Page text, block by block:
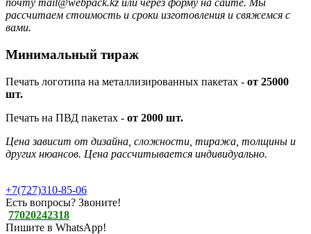
почту mail@webpack.kz или через форму на сайте. Мы
рассчитаем стоимость и сроки изготовления и свяжемся с
вами.
Минимальный тираж
Печать логотипа на металлизированных пакетах - от 25000
шт.
Печать на ПВД пакетах - от 2000 шт.
Цена зависит от дизайна, сложности, тиража, толщины и
других нюансов. Цена рассчитывается индивидуально.
+7(727)310-85-06
Есть вопросы? Звоните!
77020242318
Пишите в WhatsApp!